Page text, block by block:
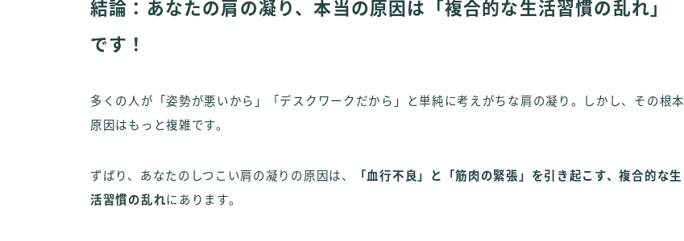
結論：あなたの肩の凝り、本当の原因は「複合的な生活習慣の乱れ」
です！
多くの人が「姿勢が悪いから」「デスクワークだから」と単純に考えがちな肩の凝り。しかし、その根本
原因はもっと複雑です。
ずばり、あなたのしつこい肩の凝りの原因は、
「血行不良」と「筋肉の緊張」を引き起こす、複合的な生
活習慣の乱れにあります。